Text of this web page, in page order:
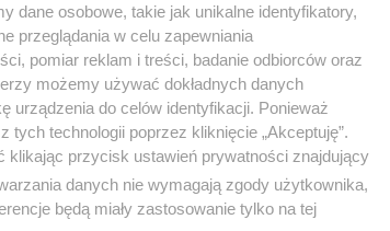
dane osobowe, takie jak unikalne identyfikatory,
przeglądania w celu zapewniania
pomiar reklam i treści, badanie odbiorców oraz
możemy używać dokładnych danych
urządzenia do celów identyfikacji. Ponieważ
technologii poprzez kliknięcie „Akceptuję”.
przycisk ustawień prywatności znajdujący
danych nie wymagają zgody użytkownika,
będą miały zastosowanie tylko na tej